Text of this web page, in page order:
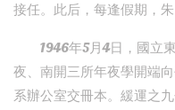
接任。此后，每逢假期，
1946年5月4日，國立
夜、南開三所年夜學開端
系辦公室交冊本。緩運之